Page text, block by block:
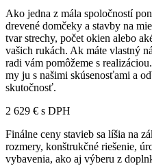
Ako jedna z mála spoločností
drevené domčeky a stavby na
tvar strechy, počet okien alebo
vašich rukách. Ak máte vlastný
radi vám pomôžeme s
my ju s našimi skúsenosťami a
skutočnosť.
2 629 € s DPH
Finálne ceny stavieb sa líšia na
rozmery, konštrukčné riešenie,
vybavenia, ako aj výberu z